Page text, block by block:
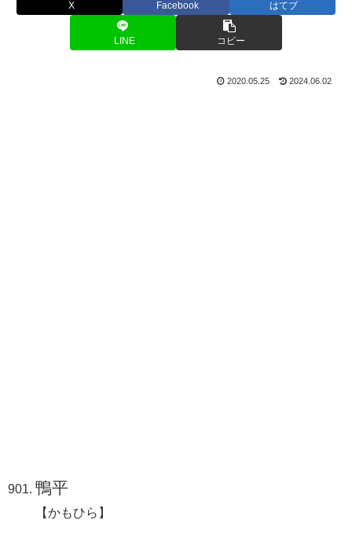
X Facebook はてブ
LINE コピー
2020.05.25 2024.06.02
鴨平
【かもひら】